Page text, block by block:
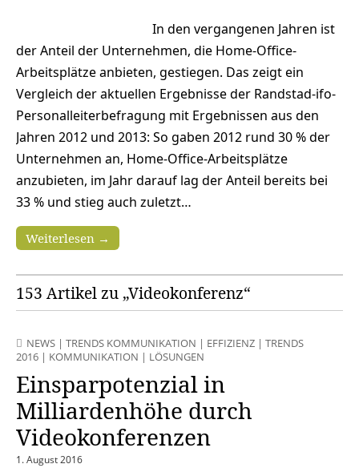
In den vergangenen Jahren ist
der Anteil der Unternehmen, die Home-Office-
Arbeitsplätze anbieten, gestiegen. Das zeigt ein
Vergleich der aktuellen Ergebnisse der Randstad-ifo-
Personalleiterbefragung mit Ergebnissen aus den
Jahren 2012 und 2013: So gaben 2012 rund 30 % der
Unternehmen an, Home-Office-Arbeitsplätze
anzubieten, im Jahr darauf lag der Anteil bereits bei
33 % und stieg auch zuletzt…
Weiterlesen →
153 Artikel zu „Videokonferenz“
NEWS | TRENDS KOMMUNIKATION | EFFIZIENZ | TRENDS
2016 | KOMMUNIKATION | LÖSUNGEN
Einsparpotenzial in
Milliardenhöhe durch
Videokonferenzen
1. August 2016